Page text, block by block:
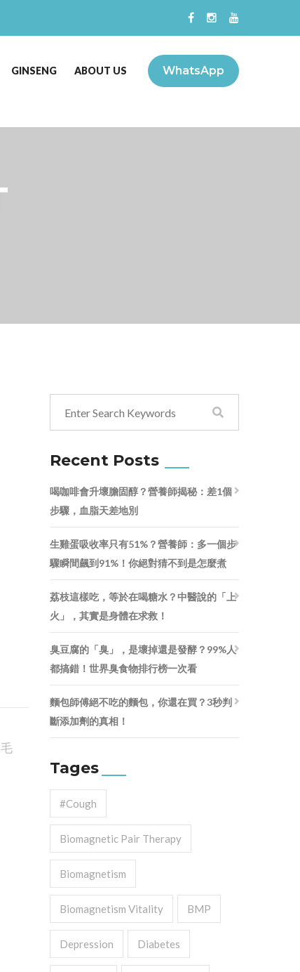
WhatsApp
GINSENG ABOUT US
毛
Recent Posts
喝咖啡會升壞膽固醇？營養師揭秘：差1個
步驟，血脂天差地別
生雞蛋吸收率只有51%？營養師：多一個步
驟瞬間飆到91%！你絕對猜不到是怎麼煮
荔枝這樣吃，等於在喝糖水？中醫說的「上
火」，其實是身體在求救！
臭豆腐的「臭」，是壞掉還是發酵？99%人
都搞錯！世界臭食物排行榜一次看
麵包師傅絕不吃的麵包，你還在買？3秒判
斷添加劑的真相！
Tages
#cough
Biomagnetic Pair Therapy
Biomagnetism
Biomagnetism Vitality BMP
Depression Diabetes